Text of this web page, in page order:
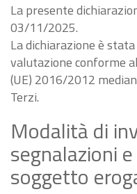
La presente
03/11/2025.
La dichiarazione è
valutazione conforme
(UE) 2016/2012
Terzi.
Modalità di
segnalazioni
soggetto